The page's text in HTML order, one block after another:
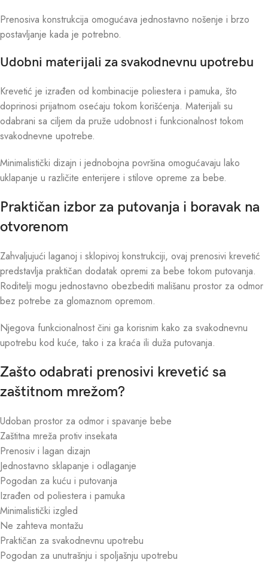
Prenosiva konstrukcija omogućava jednostavno nošenje i brzo
postavljanje kada je potrebno.
Udobni materijali za svakodnevnu upotrebu
Krevetić je izrađen od kombinacije poliestera i pamuka, što
doprinosi prijatnom osećaju tokom korišćenja. Materijali su
odabrani sa ciljem da pruže udobnost i funkcionalnost tokom
svakodnevne upotrebe.
Minimalistički dizajn i jednobojna površina omogućavaju lako
uklapanje u različite enterijere i stilove opreme za bebe.
Praktičan izbor za putovanja i boravak na
otvorenom
Zahvaljujući laganoj i sklopivoj konstrukciji, ovaj prenosivi krevetić
predstavlja praktičan dodatak opremi za bebe tokom putovanja.
Roditelji mogu jednostavno obezbediti mališanu prostor za odmor
bez potrebe za glomaznom opremom.
Njegova funkcionalnost čini ga korisnim kako za svakodnevnu
upotrebu kod kuće, tako i za kraća ili duža putovanja.
Zašto odabrati prenosivi krevetić sa
zaštitnom mrežom?
Udoban prostor za odmor i spavanje bebe
Zaštitna mreža protiv insekata
Prenosiv i lagan dizajn
Jednostavno sklapanje i odlaganje
Pogodan za kuću i putovanja
Izrađen od poliestera i pamuka
Minimalistički izgled
Ne zahteva montažu
Praktičan za svakodnevnu upotrebu
Pogodan za unutrašnju i spoljašnju upotrebu